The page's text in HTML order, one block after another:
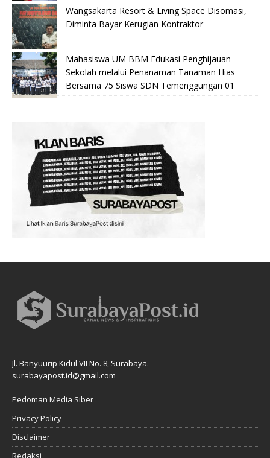
Wangsakarta Resort & Living Space Disomasi,
Diminta Bayar Kerugian Kontraktor
Mahasiswa UM BBM Edukasi Penghijauan
Sekolah melalui Penanaman Tanaman Hias
Bersama 75 Siswa SDN Temenggungan 01
Jl. Banyuurip Kidul VII No. 8, Surabaya.
surabayapost.id@gmail.com
Pedoman Media Siber
Privacy Policy
Disclaimer
Redaksi